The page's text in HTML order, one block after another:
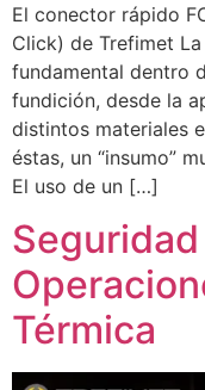
El conector rápido
Click) de Trefimet
fundamental dentro
fundición, desde la
distintos materiales
éstas, un “insumo”
El uso de un […]
Térmica